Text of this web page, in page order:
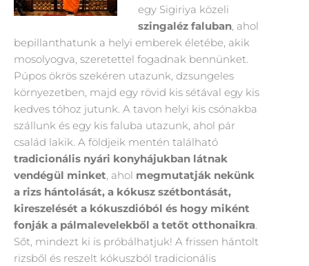
egy Sigiriya közeli
szingaléz faluban , ahol
bepillanthatunk a helyi emberek életébe, akik
mosolyogva, szeretettel fogadnak bennünket.
Púpos ökrös szekéren utazunk, dzsungeles
környezetben, majd egy rövid kis sétával egy kis
kedves tóhoz jutunk. A tavon helyi kis csónakba
szállunk és egy kis faluba utazunk, ahol pár
család lakik. A földjeik mentén található
tradicionális nyári konyhájukban látnak
vendégül minket , ahol megmutatják nekünk
a rizs hántolását, a kókusz szétbontását,
kireszelését a kókuszdióból és hogy miként
fonják a pálmalevelekből a tetőt otthonaikra
Sőt, mindezt ki is próbálhatjuk! A frissen hántolt
rizsből és reszelt kókuszból tradicionális